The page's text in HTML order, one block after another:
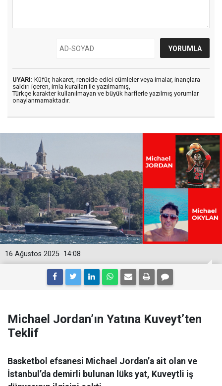
UYARI: Küfür, hakaret, rencide edici cümleler veya imalar, inançlara
saldırı içeren, imla kuralları ile yazılmamış,
Türkçe karakter kullanılmayan ve büyük harflerle yazılmış yorumlar
onaylanmamaktadır.
14:08
16 Ağustos 2025
Michael Jordan’ın Yatına Kuveyt’ten
Teklif
Basketbol efsanesi Michael Jordan’a ait olan ve
İstanbul’da demirli bulunan lüks yat, Kuveytli iş